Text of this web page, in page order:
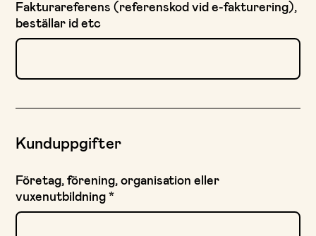
Fakturareferens (referenskod vid e-fakturering),
beställar id etc
Kunduppgifter
Företag, förening, organisation eller
vuxenutbildning*